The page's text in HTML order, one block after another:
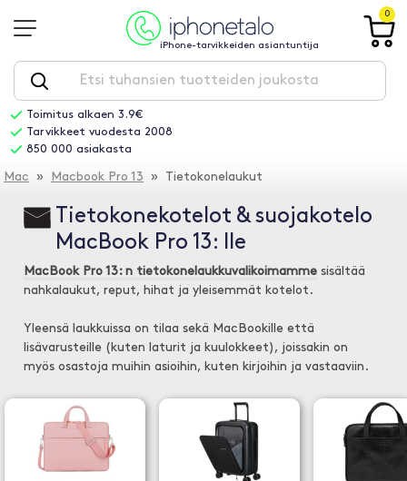
iPhone-tarvikkeiden asiantuntija
0
Toimitus alkaen 3.9€
Tarvikkeet vuodesta 2008
850 000 asiakasta
Mac » Macbook Pro 13 » Tietokonelaukut
Tietokonekotelot & suojakotelo
MacBook Pro 13: lle
MacBook Pro 13: n tietokonelaukkuvalikoimamme sisältää
nahkalaukut, reput, hihat ja yleisemmät kotelot.
Yleensä laukkuissa on tilaa sekä MacBookille että
lisävarusteille (kuten laturit ja kuulokkeet), joissakin on
myös osastoja muihin asioihin, kuten kirjoihin ja vastaaviin.